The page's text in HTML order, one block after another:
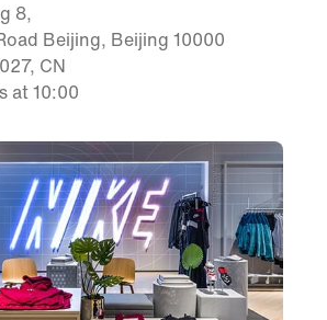
8,
Beijing, Beijing 10000
CN
at 10:00